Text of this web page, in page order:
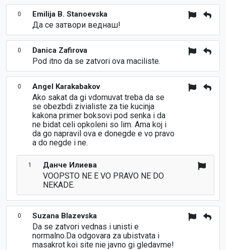
0 Emilija B. Stanoevska
Да се затвори веднаш!
0 Danica Zafirova
Pod itno da se zatvori ova maciliste.
0 Angel Karakabakov
Ako sakat da gi vdomuvat treba da se
se obezbdi zivialiste za tie kucinja
kakona primer boksovi pod senka i da
ne bidat celi opkoleni so lim. Ama koj i
da go napravil ova e donegde e vo pravo
a do negde i ne.
1 Данче Илиева
VOOPSTO NE E VO PRAVO NE DO
NEKADE.
0 Suzana Blazevska
Da se zatvori vednas i unisti e
normalno.Da odgovara za ubistvata i
masakrot koi site nie javno gi gledavme!